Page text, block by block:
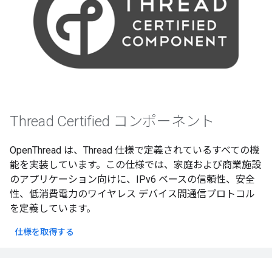
Thread Certified コンポーネント
OpenThread は、Thread 仕様で定義されているすべての機
能を実装しています。この仕様では、家庭および商業施設
のアプリケーション向けに、IPv6 ベースの信頼性、安全
性、低消費電力のワイヤレス デバイス間通信プロトコル
を定義しています。
仕様を取得する